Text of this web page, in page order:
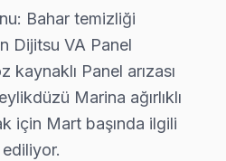
test edilir; garanti
kullanıcı hatası; güç
verileri
Dijitsu servisimiz:
Bahar temizliği
Dijitsu VA Panel
Panel arızası
Marina ağırlıklı
için Mart başında ilgili